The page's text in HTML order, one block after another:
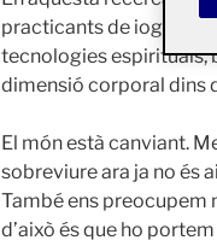
practicants de ioga, així
tecnologies espirituals,
dimensió corporal dins
El món està canviant.
sobreviure ara ja no és
També ens preocupem
d’això és que ho